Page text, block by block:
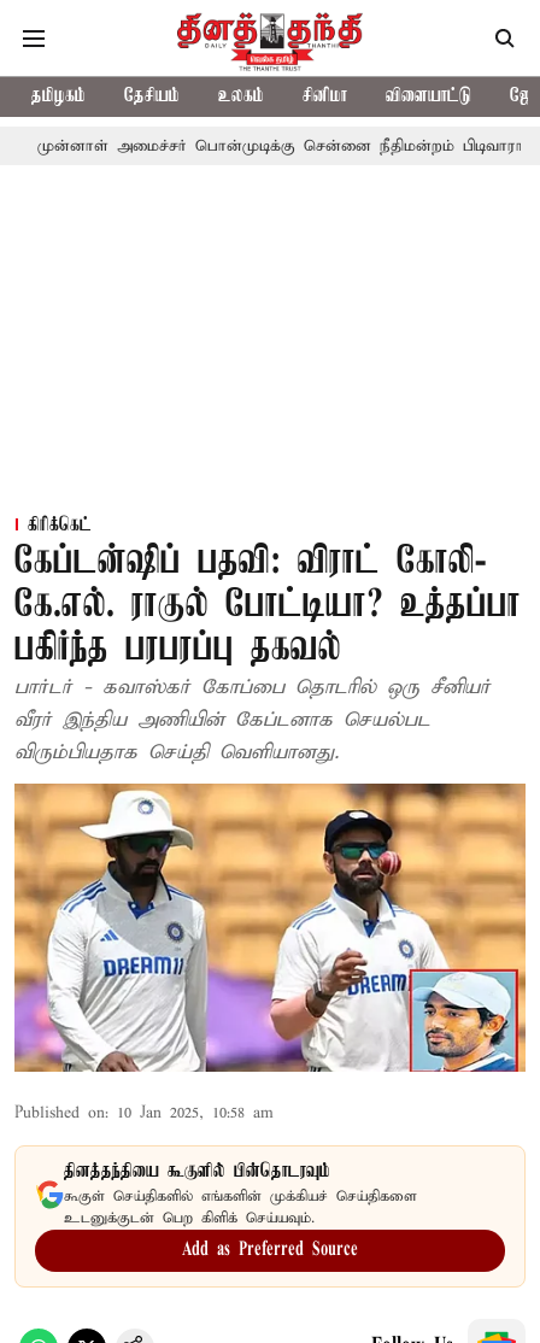
தமிழகம் தேசியம் உலகம் சினிமா விளையாட்டு
அமைச்சர் பொன்முடிக்கு சென்னை நீதிமன்றம் பிடிவாராண்ட்
கிரிக்கெட்
கேப்டன்ஷிப் பதவி: விராட் கோலி-
கே.எல். ராகுல் போட்டியா? உத்தப்பா
பகிர்ந்த பரபரப்பு தகவல்
பார்டர் - கவாஸ்கர் கோப்பை தொடரில் ஒரு சீனியர்
வீரர் இந்திய அணியின் கேப்டனாக செயல்பட
விரும்பியதாக செய்தி வெளியானது.
Published on: 10 Jan 2025, 10:58 am
தினத்தந்தியை கூகுளில் பின்தொடரவும்
கூகுள் செய்திகளில் எங்களின் முக்கியச் செய்திகளை
உடனுக்குடன் பெற கிளிக் செய்யவும்.
Add as Preferred Source